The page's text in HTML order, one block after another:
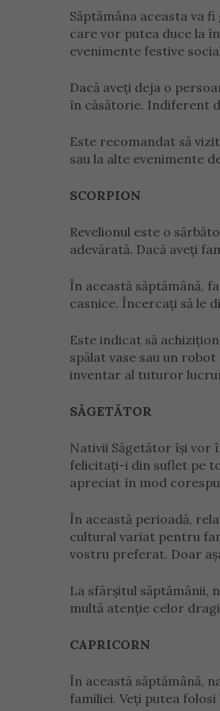
Săptămâna aceasta va
care vor putea duce la
evenimente festive
Dacă aveți deja o
în căsătorie. Indiferent
Este recomandat să
sau la alte evenimente
SCORPION
Revelionul este o
adevărată. Dacă aveți
În această săptămână,
casnice. Încercați să le
Este indicat să
spălat vase sau un
inventar al tuturor
SĂGETĂTOR
Nativii Săgetător își vor
felicitați-i din suflet pe
apreciat în mod
În această perioadă,
cultural variat pentru
vostru preferat. Doar
La sfârșitul săptămânii,
multă atenție celor
CAPRICORN
În această săptămână,
familiei. Veți putea